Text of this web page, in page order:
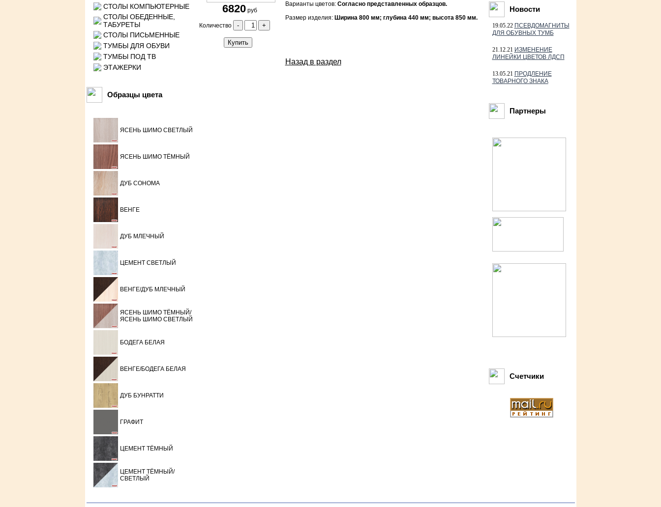
СТОЛЫ КОМПЬЮТЕРНЫЕ
СТОЛЫ ОБЕДЕННЫЕ,
ТАБУРЕТЫ
СТОЛЫ ПИСЬМЕННЫЕ
ТУМБЫ ДЛЯ ОБУВИ
ТУМБЫ ПОД ТВ
ЭТАЖЕРКИ
Образцы цвета
ЯСЕНЬ ШИМО СВЕТЛЫЙ
ЯСЕНЬ ШИМО ТЁМНЫЙ
ДУБ СОНОМА
ВЕНГЕ
ДУБ МЛЕЧНЫЙ
ЦЕМЕНТ СВЕТЛЫЙ
ВЕНГЕ/ДУБ МЛЕЧНЫЙ
ЯСЕНЬ ШИМО ТЁМНЫЙ/
ЯСЕНЬ ШИМО СВЕТЛЫЙ
БОДЕГА БЕЛАЯ
ВЕНГЕ/БОДЕГА БЕЛАЯ
ДУБ БУНРАТТИ
ГРАФИТ
ЦЕМЕНТ ТЁМНЫЙ
ЦЕМЕНТ ТЁМНЫЙ/
СВЕТЛЫЙ
6820руб
Количество - +
Купить
Варианты цветов: Согласно представленных образцов.
Размер изделия: Ширина 800 мм; глубина 440 мм; высота 850 мм.
Назад в раздел
Новости
19.05.22 ПСЕВДОМАГНИТЫ
ДЛЯ ОБУВНЫХ ТУМБ
21.12.21 ИЗМЕНЕНИЕ
ЛИНЕЙКИ ЦВЕТОВ ЛДСП
13.05.21 ПРОДЛЕНИЕ
ТОВАРНОГО ЗНАКА
Партнеры
Счетчики